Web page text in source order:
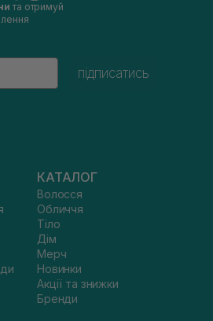
та отримуй
підписатись
КАТАЛОГ
Волосся
Обличчя
Тіло
Дім
Мерч
Новинки
Акції та знижки
Бренди